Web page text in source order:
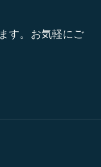
す。お気軽にご